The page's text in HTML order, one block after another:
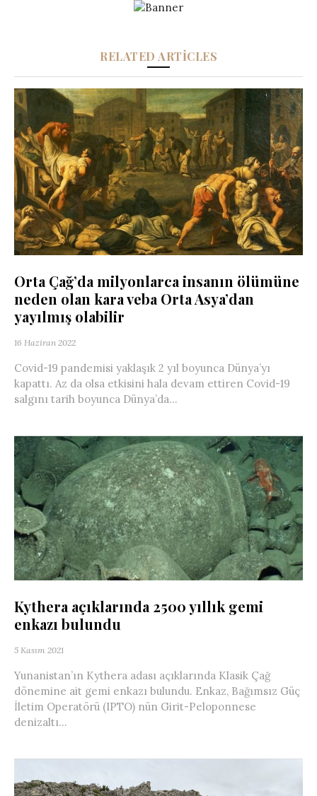
RELATED ARTICLES
Orta Çağ’da milyonlarca insanın ölümüne
neden olan kara veba Orta Asya’dan
yayılmış olabilir
16 Haziran 2022
Covid-19 pandemisi yaklaşık 2 yıl boyunca Dünya’yı
kapattı. Az da olsa etkisini hala devam ettiren Covid-19
salgını tarih boyunca Dünya’da...
Kythera açıklarında 2500 yıllık gemi
enkazı bulundu
5 Kasım 2021
Yunanistan’ın Kythera adası açıklarında Klasik Çağ
dönemine ait gemi enkazı bulundu. Enkaz, Bağımsız Güç
İletim Operatörü (IPTO) nün Girit-Peloponnese
denizaltı...